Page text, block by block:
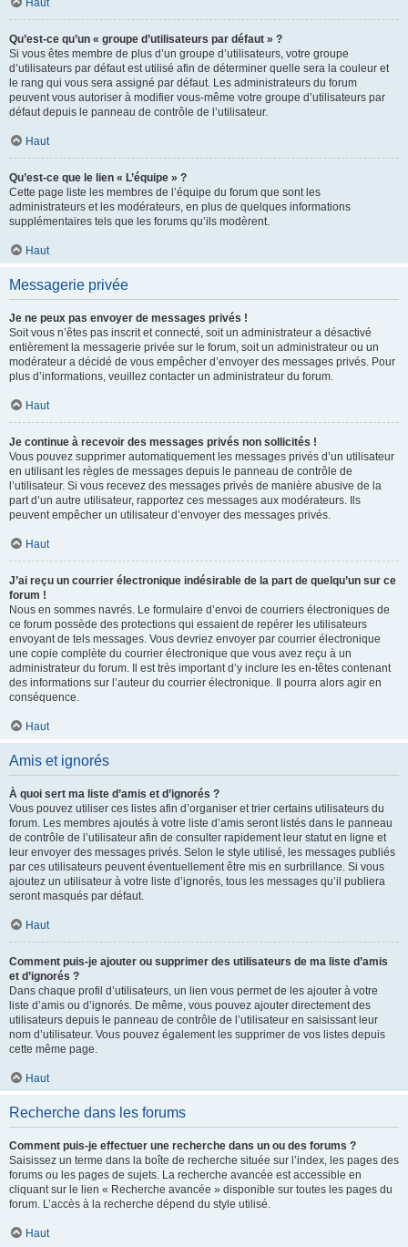
Haut
Qu’est-ce qu’un « groupe d’utilisateurs par défaut » ?
Si vous êtes membre de plus d’un groupe d’utilisateurs, votre groupe
d’utilisateurs par défaut est utilisé afin de déterminer quelle sera la couleur et
le rang qui vous sera assigné par défaut. Les administrateurs du forum
peuvent vous autoriser à modifier vous-même votre groupe d’utilisateurs par
défaut depuis le panneau de contrôle de l’utilisateur.
Haut
Qu’est-ce que le lien « L’équipe » ?
Cette page liste les membres de l’équipe du forum que sont les
administrateurs et les modérateurs, en plus de quelques informations
supplémentaires tels que les forums qu’ils modèrent.
Haut
Messagerie privée
Je ne peux pas envoyer de messages privés !
Soit vous n’êtes pas inscrit et connecté, soit un administrateur a désactivé
entièrement la messagerie privée sur le forum, soit un administrateur ou un
modérateur a décidé de vous empêcher d’envoyer des messages privés. Pour
plus d’informations, veuillez contacter un administrateur du forum.
Haut
Je continue à recevoir des messages privés non sollicités !
Vous pouvez supprimer automatiquement les messages privés d’un utilisateur
en utilisant les règles de messages depuis le panneau de contrôle de
l’utilisateur. Si vous recevez des messages privés de manière abusive de la
part d’un autre utilisateur, rapportez ces messages aux modérateurs. Ils
peuvent empêcher un utilisateur d’envoyer des messages privés.
Haut
J’ai reçu un courrier électronique indésirable de la part de quelqu’un sur ce
forum !
Nous en sommes navrés. Le formulaire d’envoi de courriers électroniques de
ce forum possède des protections qui essaient de repérer les utilisateurs
envoyant de tels messages. Vous devriez envoyer par courrier électronique
une copie complète du courrier électronique que vous avez reçu à un
administrateur du forum. Il est très important d’y inclure les en-têtes contenant
des informations sur l’auteur du courrier électronique. Il pourra alors agir en
conséquence.
Haut
Amis et ignorés
À quoi sert ma liste d’amis et d’ignorés ?
Vous pouvez utiliser ces listes afin d’organiser et trier certains utilisateurs du
forum. Les membres ajoutés à votre liste d’amis seront listés dans le panneau
de contrôle de l’utilisateur afin de consulter rapidement leur statut en ligne et
leur envoyer des messages privés. Selon le style utilisé, les messages publiés
par ces utilisateurs peuvent éventuellement être mis en surbrillance. Si vous
ajoutez un utilisateur à votre liste d’ignorés, tous les messages qu’il publiera
seront masqués par défaut.
Haut
Comment puis-je ajouter ou supprimer des utilisateurs de ma liste d’amis
et d’ignorés ?
Dans chaque profil d’utilisateurs, un lien vous permet de les ajouter à votre
liste d’amis ou d’ignorés. De même, vous pouvez ajouter directement des
utilisateurs depuis le panneau de contrôle de l’utilisateur en saisissant leur
nom d’utilisateur. Vous pouvez également les supprimer de vos listes depuis
cette même page.
Haut
Recherche dans les forums
Comment puis-je effectuer une recherche dans un ou des forums ?
Saisissez un terme dans la boîte de recherche située sur l’index, les pages des
forums ou les pages de sujets. La recherche avancée est accessible en
cliquant sur le lien « Recherche avancée » disponible sur toutes les pages du
forum. L’accès à la recherche dépend du style utilisé.
Haut